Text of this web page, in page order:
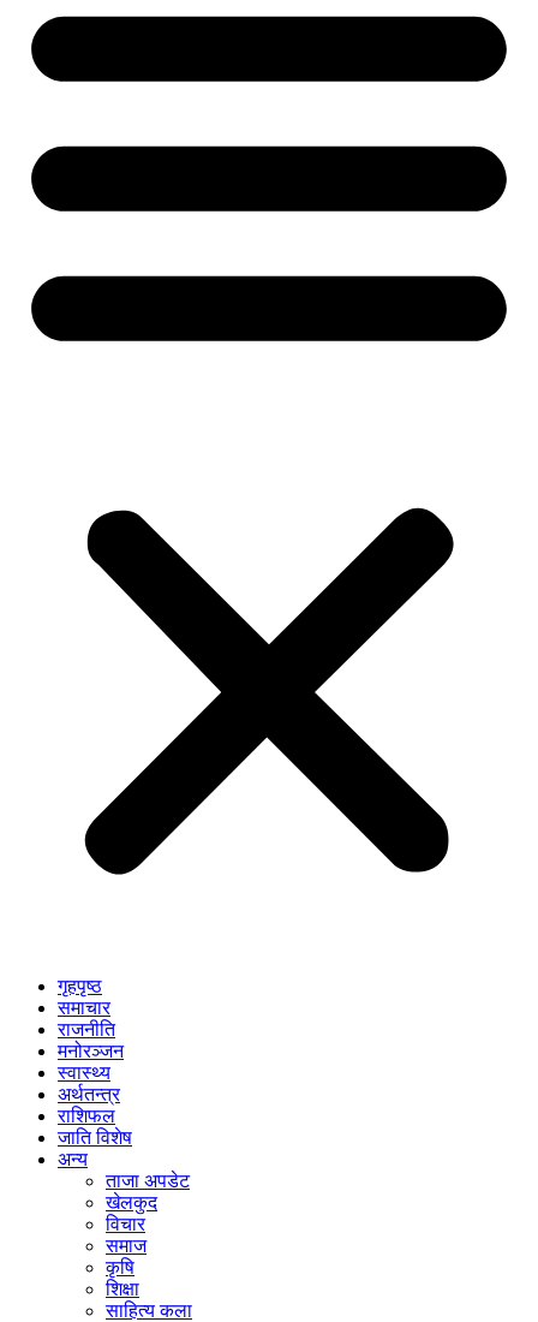
गृहपृष्ठ
समाचार
राजनीति
मनोरञ्जन
स्वास्थ्य
अर्थतन्त्र
राशिफल
जाति विशेष
अन्य
ताजा अपडेट
खेलकुद
विचार
समाज
कृषि
शिक्षा
साहित्य कला